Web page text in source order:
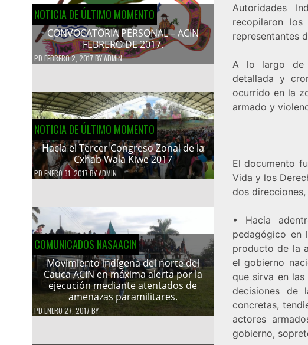
NOTICIA DE ÚLTIMO MOMENTO
CONVOCATORIA PERSONAL – ACIN
FEBRERO DE 2017.
PD FEBRERO 2, 2017BYADMIN
NOTICIA DE ÚLTIMO MOMENTO
Hacía el Tercer Congreso Zonal de la
Cxhab Wala Kiwe 2017
PDENERO 31, 2017BYADMIN
COMUNICADOS NASAACIN
Movimiento indígena del norte del
Cauca ACIN en máxima alerta por la
ejecución mediante atentados de
amenazas paramilitares.
PD ENERO 27, 2017 BY
Autoridades
recopilaron
representantes
A lo largo de
detallada y
ocurrido en la
armado y
El documento
Vida y los
dos
• Hacia
pedagógico en
producto de la
el gobierno
que sirva en
decisiones de
concretas,
actores
gobierno,